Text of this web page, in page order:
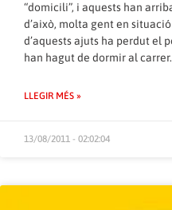
“domicili”, i aquests han
d’això, molta gent en
d’aquests ajuts ha perdut el
han hagut de dormir al carrer.
LLEGIR MÉS »
13/08/2011 - 02:02:04